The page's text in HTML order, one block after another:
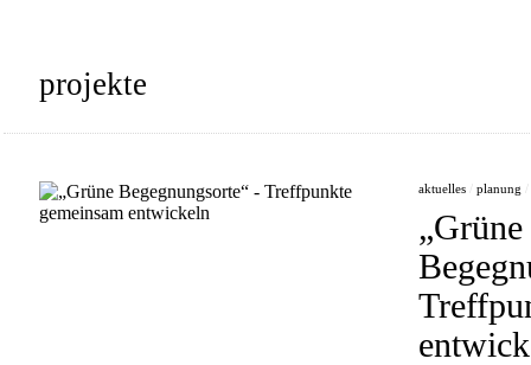
projekte
aktuelles/ planung
„Grüne